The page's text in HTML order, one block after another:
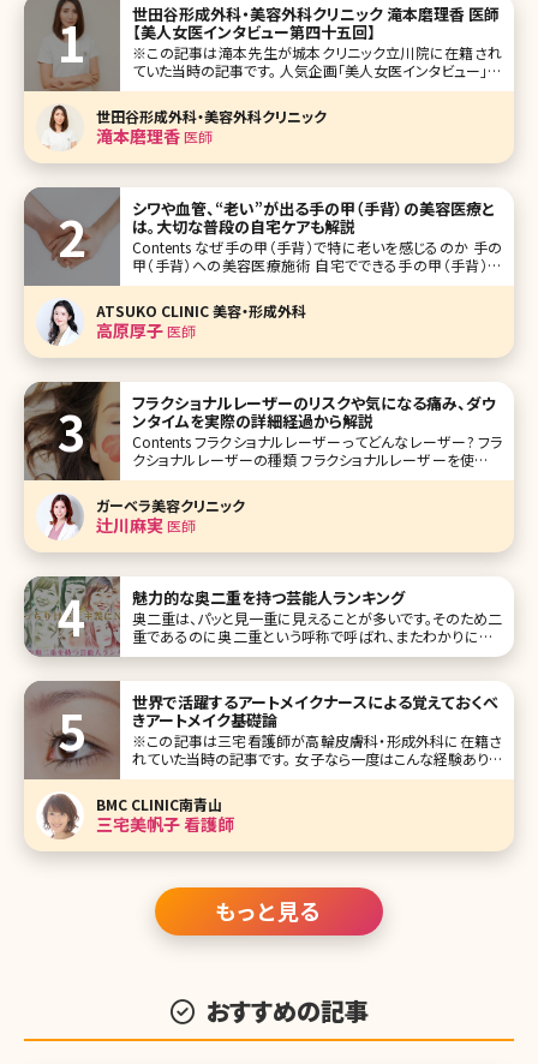
世田谷形成外科・美容外科クリニック 滝本磨理香 医師
【美人女医インタビュー第四十五回】
※この記事は滝本先生が城本クリニック立川院に在籍され
ていた当時の記事です。 人気企画「美人女医インタビュー」第
四十五回は、全国25院を展開、30年以上の歴史がある城本
クリニック立川院の滝本磨理香（たきもとまりか）先生です。
医師として目指しているのは「患者さんに寄り添う医師」。そ
の理由は
世田谷形成外科・美容外科クリニック
滝本磨理香医師
シワや血管、“老い”が出る手の甲（手背）の美容医療と
は。大切な普段の自宅ケアも解説
Contents なぜ手の甲（手背）で特に老いを感じるのか 手の
甲（手背）への美容医療施術 自宅でできる手の甲（手背）の
ケア まとめ よく、芸能人で顔はとても若々しく綺麗なのに、体
のパーツで老いを感じるなんてことありませんか?よく言われ
るパーツとしては首と手の甲が挙げられます
ATSUKO CLINIC 美容・形成外科
高原厚子医師
フラクショナルレーザーのリスクや気になる痛み、ダウ
ンタイムを実際の詳細経過から解説
Contents フラクショナルレーザーってどんなレーザー? フラ
クショナルレーザーの種類 フラクショナルレーザーを使用す
る治療 ニキビ跡、傷跡の治療とフラクショナルレーザー フラ
クショナルレーザーのリスク フラクショナルレーザーの治療
中の痛み フラクショナルレーザーのダウンタイム
ガーベラ美容クリニック
辻川麻実医師
魅力的な奥二重を持つ芸能人ランキング
奥二重は、パッと見一重に見えることが多いです。そのため二
重であるのに奥二重という呼称で呼ばれ、またわかりにくい
がゆえに一重と一緒くたにされることも。 二重などのパッチ
象が強まったり、奥二重
世界で活躍するアートメイクナースによる覚えておくべ
きアートメイク基礎論
※この記事は三宅看護師が高輪皮膚科・形成外科に在籍さ
れていた当時の記事です。 女子なら一度はこんな経験ありま
せんか? 眉の形が決まらない、左右の形が揃わない。直して
いるうちにドンドン濃くなり、やがて学校や会社に遅れそうに
なる。休日の急な来客。ノーメイクでコンビニへ、そんな時に
限って人に会う。
BMC CLINIC南青山
三宅美帆子 看護師
もっと見る
おすすめの記事